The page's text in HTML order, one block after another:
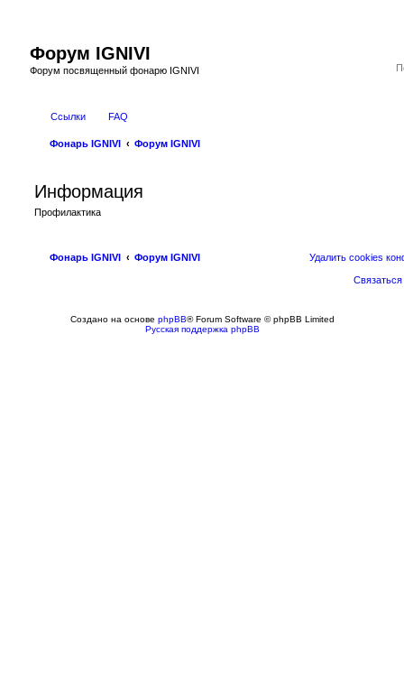
Форум IGNIVI
Форум посвященный фонарю IGNIVI
Ссылки FAQ
Фонарь IGNIVI Форум IGNIVI
Информация
Профилактика
Фонарь IGNIVI Форум IGNIVI Удалить cookies
Создано на основе phpBB® Forum Software © phpBB Limited
Русская поддержка phpBB